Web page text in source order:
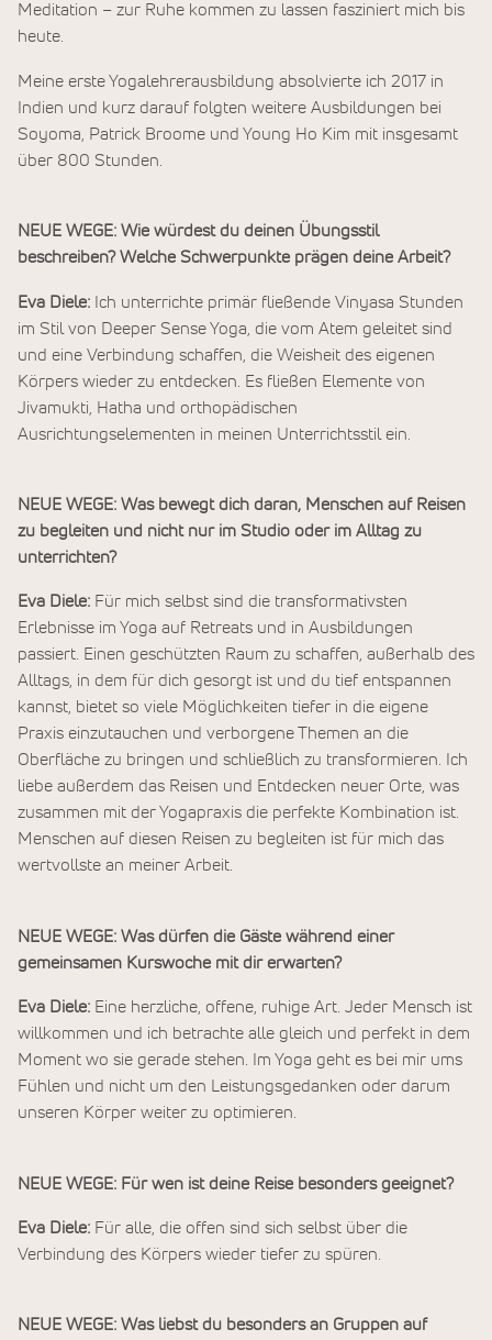
Meditation – zur Ruhe kommen zu lassen fasziniert mich bis
heute.
Meine erste Yogalehrerausbildung absolvierte ich 2017 in
Indien und kurz darauf folgten weitere Ausbildungen bei
Soyoma, Patrick Broome und Young Ho Kim mit insgesamt
über 800 Stunden.
NEUE WEGE: Wie würdest du deinen Übungsstil
beschreiben? Welche Schwerpunkte prägen deine Arbeit?
Eva Diele: Ich unterrichte primär fließende Vinyasa Stunden
im Stil von Deeper Sense Yoga, die vom Atem geleitet sind
und eine Verbindung schaffen, die Weisheit des eigenen
Körpers wieder zu entdecken. Es fließen Elemente von
Jivamukti, Hatha und orthopädischen
Ausrichtungselementen in meinen Unterrichtsstil ein.
NEUE WEGE: Was bewegt dich daran, Menschen auf Reisen
zu begleiten und nicht nur im Studio oder im Alltag zu
unterrichten?
Eva Diele: Für mich selbst sind die transformativsten
Erlebnisse im Yoga auf Retreats und in Ausbildungen
passiert. Einen geschützten Raum zu schaffen, außerhalb des
Alltags, in dem für dich gesorgt ist und du tief entspannen
kannst, bietet so viele Möglichkeiten tiefer in die eigene
Praxis einzutauchen und verborgene Themen an die
Oberfläche zu bringen und schließlich zu transformieren. Ich
liebe außerdem das Reisen und Entdecken neuer Orte, was
zusammen mit der Yogapraxis die perfekte Kombination ist.
Menschen auf diesen Reisen zu begleiten ist für mich das
wertvollste an meiner Arbeit.
NEUE WEGE: Was dürfen die Gäste während einer
gemeinsamen Kurswoche mit dir erwarten?
Eva Diele: Eine herzliche, offene, ruhige Art. Jeder Mensch ist
willkommen und ich betrachte alle gleich und perfekt in dem
Moment wo sie gerade stehen. Im Yoga geht es bei mir ums
Fühlen und nicht um den Leistungsgedanken oder darum
unseren Körper weiter zu optimieren.
NEUE WEGE: Für wen ist deine Reise besonders geeignet?
Eva Diele: Für alle, die offen sind sich selbst über die
Verbindung des Körpers wieder tiefer zu spüren.
NEUE WEGE: Was liebst du besonders an Gruppen auf